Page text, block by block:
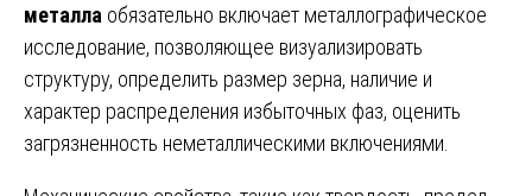
металла обязательно включает металлографическое
исследование, позволяющее визуализировать
структуру, определить размер зерна, наличие и
характер распределения избыточных фаз, оценить
загрязненность неметаллическими включениями.